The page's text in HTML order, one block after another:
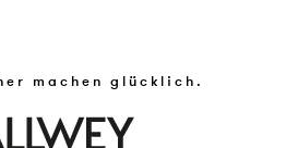
machen glücklich.